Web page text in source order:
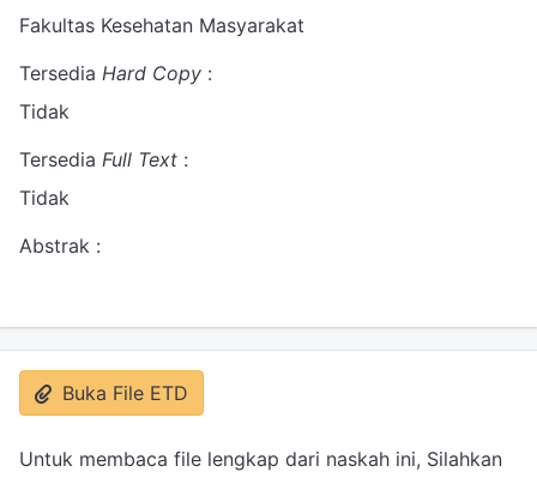
Fakultas Kesehatan Masyarakat
Tersedia Hard Copy :
Tidak
Tersedia Full Text :
Tidak
Abstrak :
Buka File ETD
Untuk membaca file lengkap dari naskah ini, Silahkan